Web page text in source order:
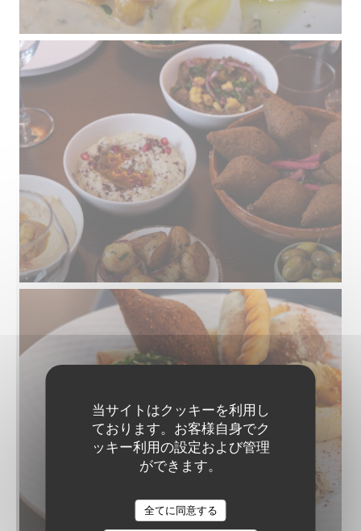
当サイトはクッキーを利用し
ております。お客様自身でク
ッキー利用の設定および管理
ができます。
全てに同意する